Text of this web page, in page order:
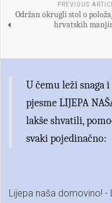
PREVIOUS
Održan okrugli stol o
hrvatskih
U čemu leži snaga
pjesme LIJEPA
lakše shvatili,
svaki pojedinačno:
Lijepa naša domovino!